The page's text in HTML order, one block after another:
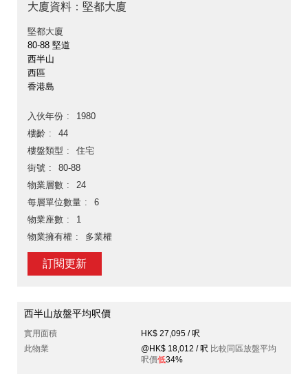
大廈資料：堅都大廈
堅都大廈
80-88 堅道
西半山
西區
香港島
入伙年份
1980
樓齡
44
樓盤類型
住宅
街號
80-88
物業層數
24
每層單位數量
6
物業座數
1
物業擁有權
多業權
訂閱更新
西半山放盤平均呎價
實用面積
HK$ 27,095 / 呎
此物業
@HK$ 18,012 / 呎 比較同區放盤平均
呎價低34%